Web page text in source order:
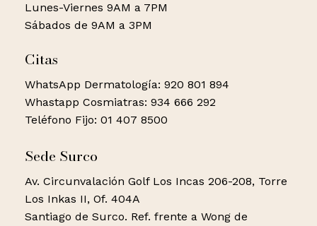
Lunes-Viernes 9AM a 7PM
Sábados de 9AM a 3PM
Citas
WhatsApp Dermatología: 920 801 894
Whastapp Cosmiatras: 934 666 292
Teléfono Fijo: 01 407 8500
Sede Surco
Av. Circunvalación Golf Los Incas 206-208, Torre
Los Inkas II, Of. 404A
Santiago de Surco. Ref. frente a Wong de